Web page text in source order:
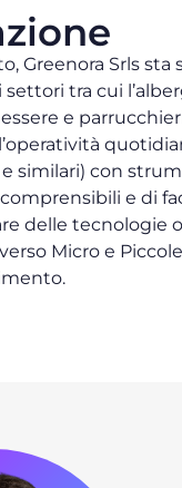
Greenora Srls sta
tra cui
e
similari) con
e di
delle tecnologie
Micro e